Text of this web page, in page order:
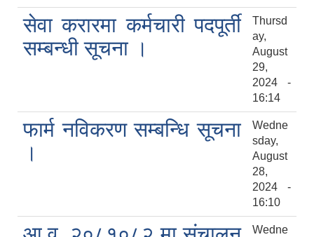
सेवा करारमा कर्मचारी पदपूर्ती
सम्बन्धी सूचना ।
Thursd
ay,
August
29,
2024 -
16:14
फार्म नविकरण सम्बन्धि सूचना
।
Wedne
sday,
August
28,
2024 -
16:10
Wedne